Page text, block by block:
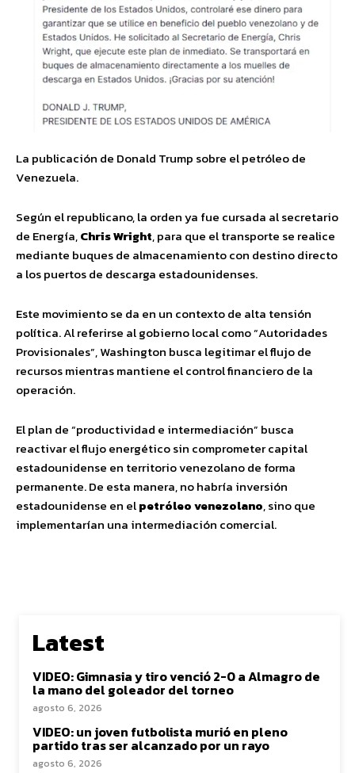
La publicación de Donald Trump sobre el petróleo de
Venezuela.
Según el republicano, la orden ya fue cursada al secretario
de Energía,Chris Wright, para que el transporte se realice
mediante buques de almacenamiento con destino directo
a los puertos de descarga estadounidenses.
Este movimiento se da en un contexto de alta tensión
política. Al referirse al gobierno local como “Autoridades
Provisionales”, Washington busca legitimar el flujo de
recursos mientras mantiene el control financiero de la
operación.
El plan de “productividad e intermediación” busca
reactivar el flujo energético sin comprometer capital
estadounidense en territorio venezolano de forma
permanente. De esta manera, no habría inversión
estadounidense en elpetróleo venezolano, sino que
implementarían una intermediación comercial.
Latest
VIDEO: Gimnasia y tiro venció 2-0 a Almagro de
la mano del goleador del torneo
agosto 6, 2026
VIDEO: un joven futbolista murió en pleno
partido tras ser alcanzado por un rayo
agosto 6, 2026